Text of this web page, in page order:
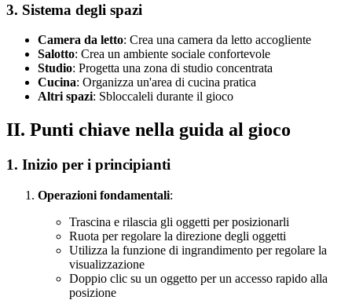
3. Sistema degli spazi
Camera da letto: Crea una camera da letto accogliente
Salotto: Crea un ambiente sociale confortevole
Studio: Progetta una zona di studio concentrata
Cucina: Organizza un'area di cucina pratica
Altri spazi: Sbloccaleli durante il gioco
II. Punti chiave nella guida al gioco
1. Inizio per i principianti
Operazioni fondamentali:
Trascina e rilascia gli oggetti per posizionarli
Ruota per regolare la direzione degli oggetti
Utilizza la funzione di ingrandimento per regolare la
visualizzazione
Doppio clic su un oggetto per un accesso rapido alla
posizione